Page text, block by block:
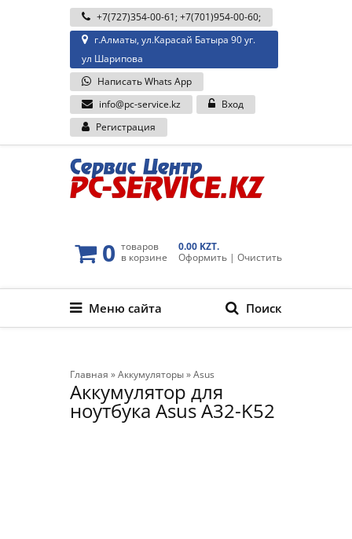
+7(727)354-00-61;+7(701)954-00-60;
г.Алматы, ул.Карасай Батыра 90 уг.
ул Шарипова
Написать Whats App
info@pc-service.kz
Вход
Регистрация
0 товаров
в корзине
0.00 KZT.
Оформить | Очистить
Меню сайта Поиск
Главная »Аккумуляторы»Asus
Аккумулятор для
ноутбука Asus A32-K52